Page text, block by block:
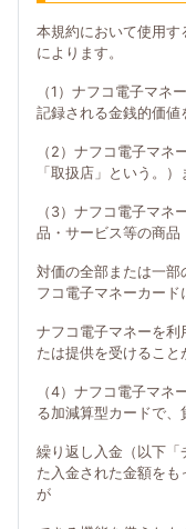
本規約において使用す
によります。
（1）ナフコ電子マネ
記録される金銭的価値
（2）ナフコ電子マネ
「取扱店」という。
（3）ナフコ電子マネ
品・サービス等の商
対価の全部または一部
フコ電子マネーカード
ナフコ電子マネーを利
たは提供を受けること
（4）ナフコ電子マネ
る加減算型カードで、
繰り返し入金（以下「
た入金された金額をも
が